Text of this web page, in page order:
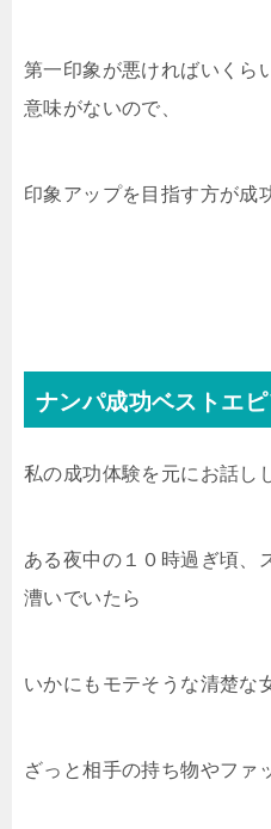
第一印象が悪ければいくら
意味がないので、
印象アップを目指す方が成
ナンパ成功ベストエ
私の成功体験を元にお話し
ある夜中の１０時過ぎ頃、
漕いでいたら
いかにもモテそうな清楚な
ざっと相手の持ち物やファ